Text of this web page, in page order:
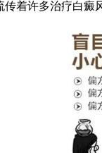
许多治疗白癜